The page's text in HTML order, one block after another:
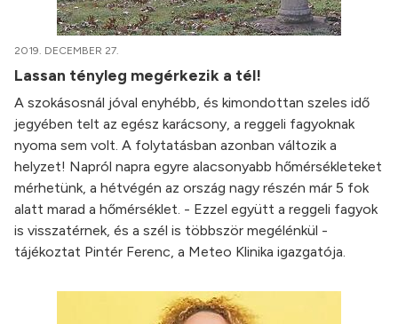
2019. DECEMBER 27.
Lassan tényleg megérkezik a tél!
A szokásosnál jóval enyhébb, és kimondottan szeles idő
jegyében telt az egész karácsony, a reggeli fagyoknak
nyoma sem volt. A folytatásban azonban változik a
helyzet! Napról napra egyre alacsonyabb hőmérsékleteket
mérhetünk, a hétvégén az ország nagy részén már 5 fok
alatt marad a hőmérséklet. - Ezzel együtt a reggeli fagyok
is visszatérnek, és a szél is többször megélénkül -
tájékoztat Pintér Ferenc, a Meteo Klinika igazgatója.